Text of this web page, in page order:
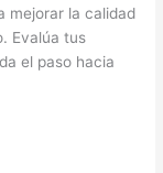
mejorar la calidad
Evalúa tus
el paso hacia